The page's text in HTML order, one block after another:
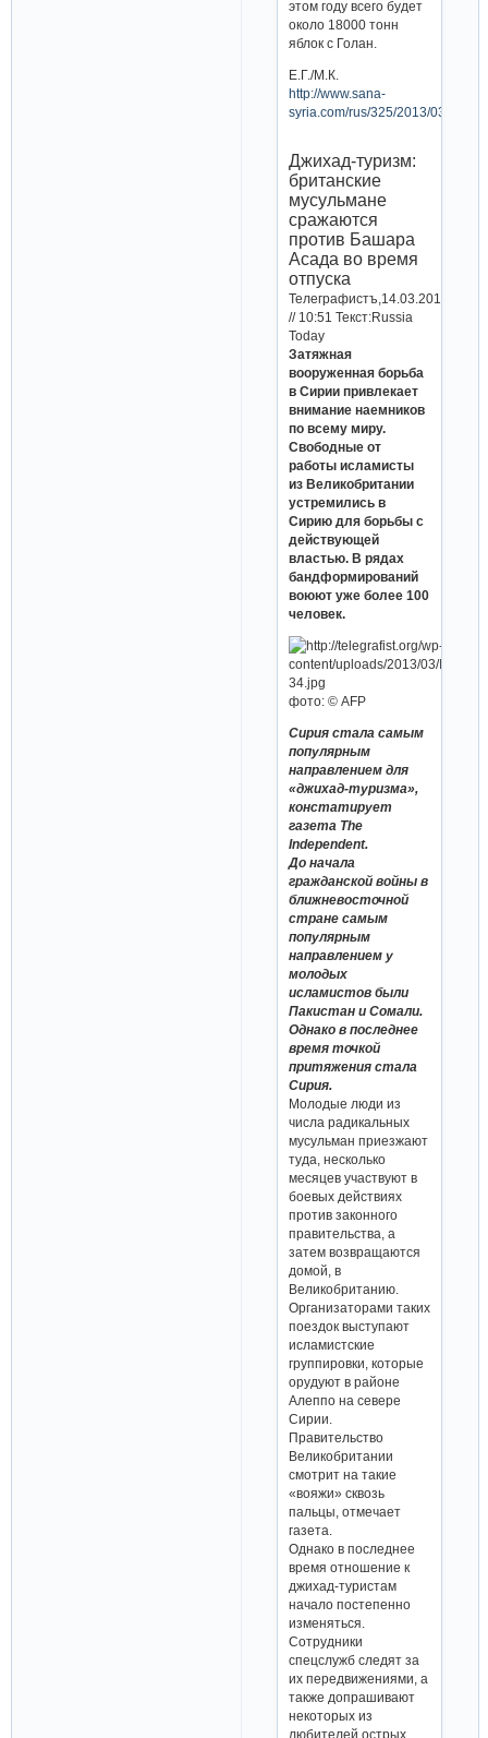
этом году всего будет
около 18000 тонн
яблок с Голан.
Е.Г./М.К.
http://www.sana-
syria.com/rus/325/2013/03/13/
Джихад-туризм:
британские
мусульмане
сражаются
против Башара
Асада во время
отпуска
Телеграфистъ,14.03.2013
// 10:51 Текст:Russia
Today
Затяжная
вооруженная борьба
в Сирии привлекает
внимание наемников
по всему миру.
Свободные от
работы исламисты
из Великобритании
устремились в
Сирию для борьбы с
действующей
властью. В рядах
бандформирований
воюют уже более 100
человек.
фото: © AFP
Сирия стала самым
популярным
направлением для
«джихад-туризма»,
констатирует
газета The
Independent.
До начала
гражданской войны в
ближневосточной
стране самым
популярным
направлением у
молодых
исламистов были
Пакистан и Сомали.
Однако в последнее
время точкой
притяжения стала
Сирия.
Молодые люди из
числа радикальных
мусульман приезжают
туда, несколько
месяцев участвуют в
боевых действиях
против законного
правительства, а
затем возвращаются
домой, в
Великобританию.
Организаторами таких
поездок выступают
исламистские
группировки, которые
орудуют в районе
Алеппо на севере
Сирии.
Правительство
Великобритании
смотрит на такие
«вояжи» сквозь
пальцы, отмечает
газета.
Однако в последнее
время отношение к
джихад-туристам
начало постепенно
изменяться.
Сотрудники
спецслужб следят за
их передвижениями, а
также допрашивают
некоторых из
любителей острых